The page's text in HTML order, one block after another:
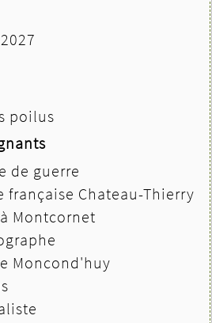
poilus
de guerre
française Chateau-Thierry
Montcornet
Moncond'huy